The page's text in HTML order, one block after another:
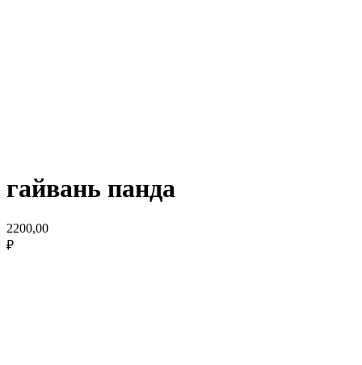
гайвань панда
2200,00
₽